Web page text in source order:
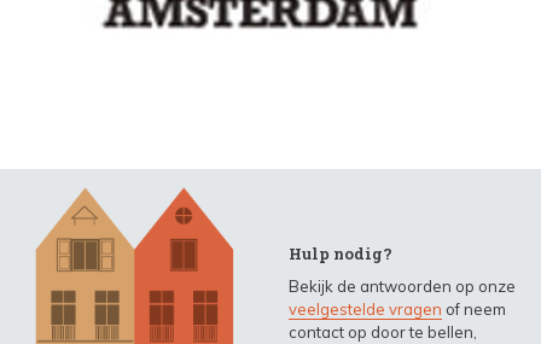
Hulp nodig?
Bekijk de antwoorden op onze
veelgestelde vragen of neem
contact op door te bellen,